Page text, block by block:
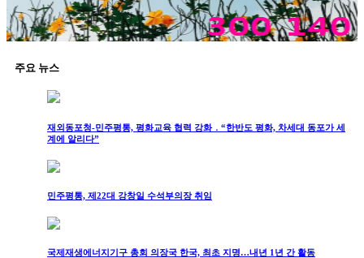
주요 뉴스
재외동포청-민주평통, 평화교육 협력 강화 ․ “한반도 평화, 차세대 동포가 세
계에 알리다”
민주평통, 제22대 강창일 수석부의장 취임
국제재생에너지기구 총회 의장국 한국, 최초 지명…내년 1년 간 활동